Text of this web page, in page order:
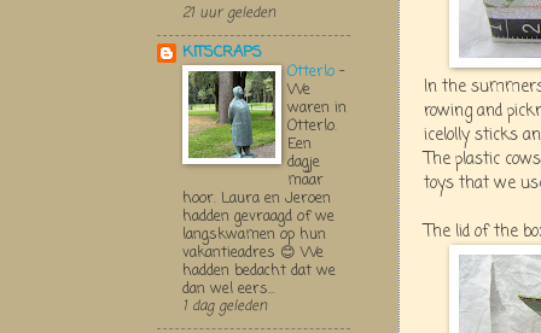
In the
rowing and
icelolly sticks
The plastic
toys that we
The lid of the
21 uur geleden
KITSCRAPS
Otterlo -
We
waren in
Otterlo.
Een
dagje
maar
hoor. Laura en Jeroen
hadden gevraagd of we
langskwamen op hun
vakantieadres 😊 We
hadden bedacht dat we
dan wel eers...
1 dag geleden